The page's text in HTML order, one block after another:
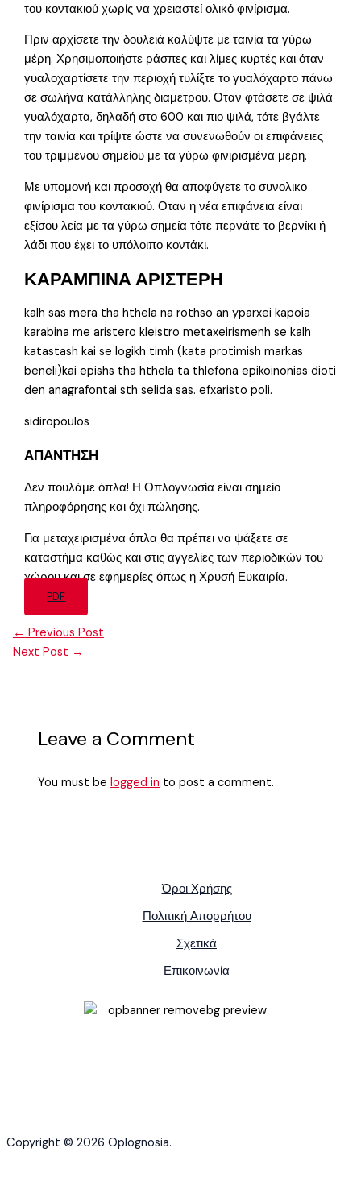
του κοντακιού χωρίς να χρειαστεί ολικό φινίρισμα.
Πριν αρχίσετε την δουλειά καλύψτε με ταινία τα γύρω
μέρη. Χρησιμοποιήστε ράσπες και λίμες κυρτές και όταν
γυαλοχαρτίσετε την περιοχή τυλίξτε το γυαλόχαρτο πάνω
σε σωλήνα κατάλληλης διαμέτρου. Οταν φτάσετε σε ψιλά
γυαλόχαρτα, δηλαδή στο 600 και πιο ψιλά, τότε βγάλτε
την ταινία και τρίψτε ώστε να συνενωθούν οι επιφάνειες
του τριμμένου σημείου με τα γύρω φινιρισμένα μέρη.
Με υπομονή και προσοχή θα αποφύγετε το συνολικο
φινίρισμα του κοντακιού. Οταν η νέα επιφάνεια είναι
εξίσου λεία με τα γύρω σημεία τότε περνάτε το βερνίκι ή
λάδι που έχει το υπόλοιπο κοντάκι.
ΚΑΡΑΜΠΙΝΑ ΑΡΙΣΤΕΡΗ
kalh sas mera tha hthela na rothso an yparxei kapoia
karabina me aristero kleistro metaxeirismenh se kalh
katastash kai se logikh timh (kata protimish markas
beneli)kai epishs tha hthela ta thlefona epikoinonias dioti
den anagrafontai sth selida sas. efxaristo poli.
sidiropoulos
ΑΠΑΝΤΗΣΗ
Δεν πουλάμε όπλα! Η Οπλογνωσία είναι σημείο
πληροφόρησης και όχι πώλησης.
Για μεταχειρισμένα όπλα θα πρέπει να ψάξετε σε
καταστήμα καθώς και στις αγγελίες των περιοδικών του
χώρου και σε εφημερίες όπως η Χρυσή Ευκαιρία.
PDF
← Previous Post
Next Post →
Leave a Comment
You must belogged in to post a comment.
Όροι Χρήσης
Πολιτική Απορρήτου
Σχετικά
Επικοινωνία
Copyright © 2026 Oplognosia.